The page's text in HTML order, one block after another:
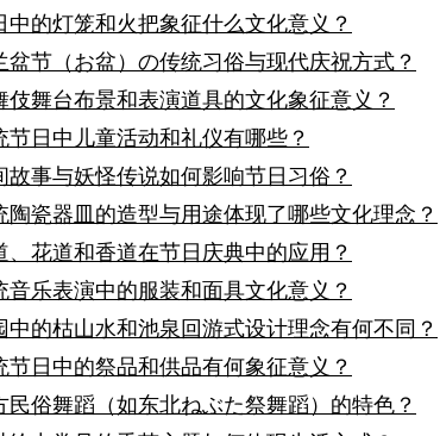
中的灯笼和火把象征什么文化意义？
盆节（お盆）の传统习俗与现代庆祝方式？
伎舞台布景和表演道具的文化象征意义？
节日中儿童活动和礼仪有哪些？
故事与妖怪传说如何影响节日习俗？
陶瓷器皿的造型与用途体现了哪些文化理念？
、花道和香道在节日庆典中的应用？
音乐表演中的服装和面具文化意义？
中的枯山水和池泉回游式设计理念有何不同？
节日中的祭品和供品有何象征意义？
民俗舞蹈（如东北ねぶた祭舞蹈）的特色？